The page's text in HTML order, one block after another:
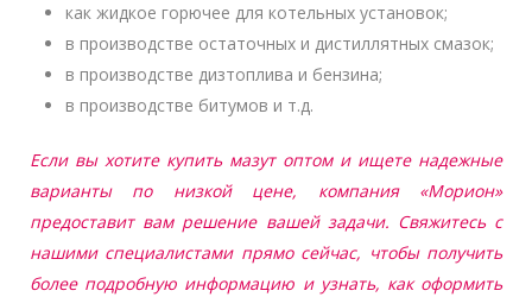
как жидкое горючее для котельных установок;
в производстве остаточных и дистиллятных смазок;
в производстве дизтоплива и бензина;
в производстве битумов и т.д.
Если вы хотите купить мазут оптом и ищете надежные
варианты по низкой цене, компания «Морион»
предоставит вам решение вашей задачи. Свяжитесь с
нашими специалистами прямо сейчас, чтобы получить
более подробную информацию и узнать, как оформить